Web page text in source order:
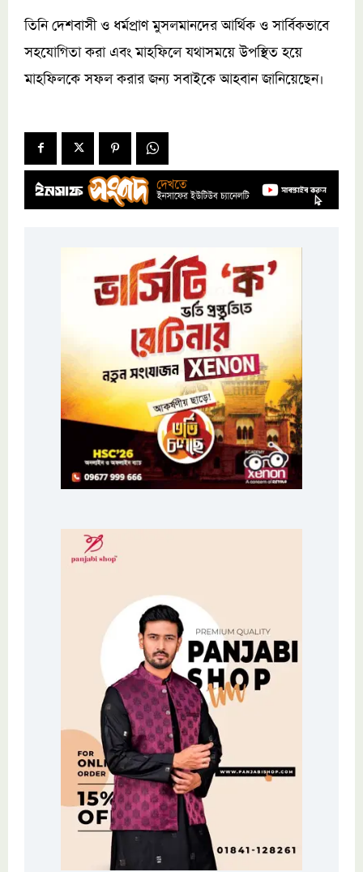
তিনি দেশবাসী ও ধর্মপ্রাণ মুসলমানদের আর্থিক ও সার্বিকভাবে
সহযোগিতা করা এবং মাহফিলে যথাসময়ে উপস্থিত হয়ে
মাহফিলকে সফল করার জন্য সবাইকে আহবান জানিয়েছেন।